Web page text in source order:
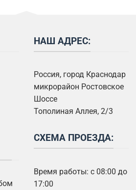
НАШ АДРЕС:
Россия, город Краснодар
микрорайон Ростовское
Шоссе
Тополиная Аллея, 2/3
СХЕМА ПРОЕЗДА:
Время работы: с 08:00 до
17:00